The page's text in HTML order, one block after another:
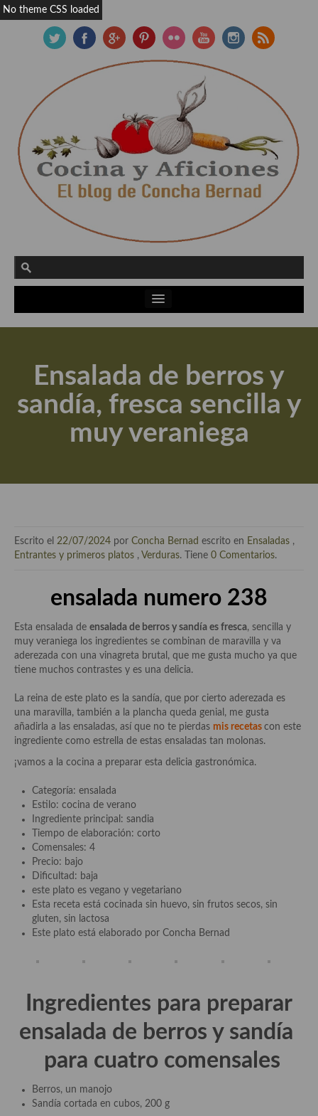
Actualidad y recomendaciones
Apuntes, estudios sobre temas interesantes e importantes
Aceite de Oliva Virgen Extra (AOVE)
Recetas maridadas con los mejores AOVES
Tiendas especiales
Historia de la gastronomía, platos celebres, cocineros, críticos,
historias culinarias y otras cosas
Protocolo y buenas maneras.
Ocio – restaurantes, bares, tabernas
Viajes eno-gastro-turísticos
En El Candelero
Las opiniones de la «Cocinera»
Prensa
Recetas
Acompañamientos
Airfryer recetas
Especias, mezclas de especias
Hierbas aromáticas
Aceites
Mojos y pastas
Ensalada de berros y
sandía, fresca sencilla y
muy veraniega
Escrito el 22/07/2024 por Concha Bernad escrito en Ensaladas ,
Entrantes y primeros platos , Verduras. Tiene 0 Comentarios.
ensalada numero 238
Esta ensalada de ensalada de berros y sandía es fresca, sencilla y
muy veraniega los ingredientes se combinan de maravilla y va
aderezada con una vinagreta brutal, que me gusta mucho ya que
tiene muchos contrastes y es una delicia.
La reina de este plato es la sandía, que por cierto aderezada es
una maravilla, también a la plancha queda genial, me gusta
añadirla a las ensaladas, así que no te pierdas mis recetas con este
ingrediente como estrella de estas ensaladas tan molonas.
¡vamos a la cocina a preparar esta delicia gastronómica.
Categoría: ensalada
Estilo: cocina de verano
Ingrediente principal: sandia
Tiempo de elaboración: corto
Comensales: 4
Precio: bajo
Dificultad: baja
este plato es vegano y vegetariano
Esta receta está cocinada sin huevo, sin frutos secos, sin
gluten, sin lactosa
Este plato está elaborado por Concha Bernad
Ingredientes para preparar
ensalada de berros y sandía
para cuatro comensales
Berros, un manojo
Sandía cortada en cubos, 200 g
No theme CSS loaded